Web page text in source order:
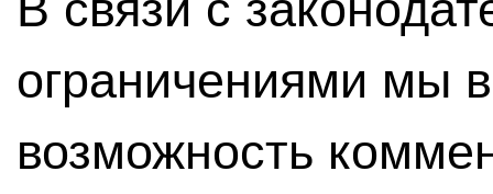
ограничениями мы
возможность